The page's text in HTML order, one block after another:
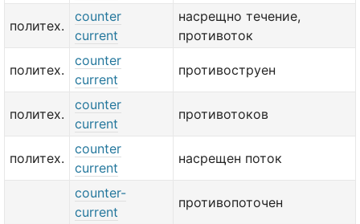
политех.
counter
current
насрещно течение,
противоток
политех.
counter
current
противоструен
политех.
counter
current
противотоков
политех.
counter
current
насрещен поток
counter-
current
противопоточен